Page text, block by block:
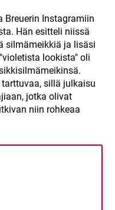
Instagramiin
Hän esitteli niissä
silmämeikkiä ja lisäsi
lookista" oli
sillä julkaisu
jotka olivat
niin rohkeaa